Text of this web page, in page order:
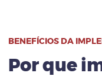
BENEFÍCIOS DA
Por que